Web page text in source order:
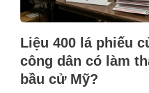
Liệu 400 lá phiếu
công dân có làm
bầu cử Mỹ?